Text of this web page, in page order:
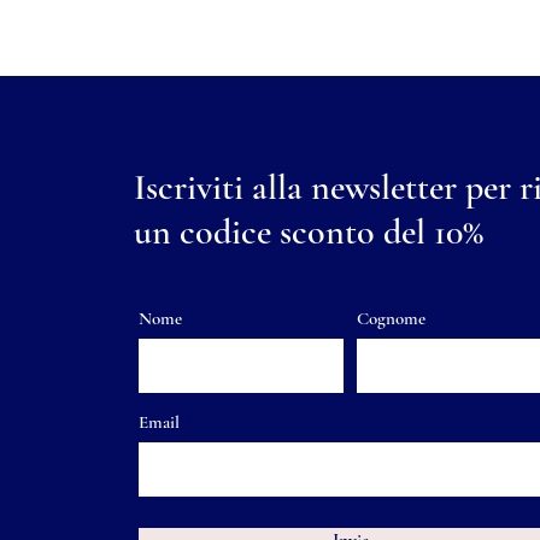
Iscriviti alla newsletter per
un codice sconto del 10%
Nome Cognome
Email